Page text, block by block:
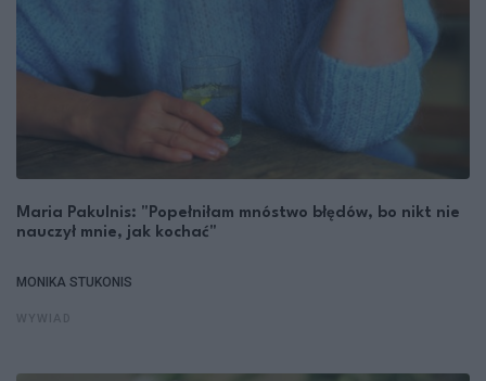
Maria Pakulnis: "Popełniłam mnóstwo błędów, bo nikt nie
nauczył mnie, jak kochać"
MONIKA STUKONIS